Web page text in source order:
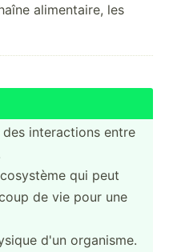
alimentaire, les
des intera­ctions entre
qui peut
de vie pour une
d'un organisme.